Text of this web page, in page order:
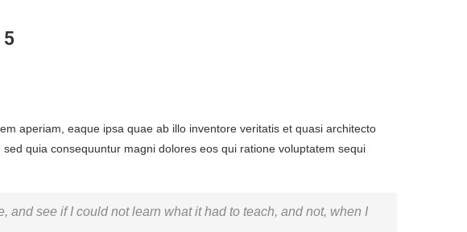
aperiam, eaque ipsa quae ab illo inventore veritatis et quasi architecto
quia consequuntur magni dolores eos qui ratione voluptatem sequi
and see if I could not learn what it had to teach, and not, when I